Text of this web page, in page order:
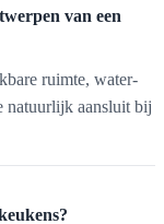
van een
ruimte, water-
natuurlijk aansluit bij